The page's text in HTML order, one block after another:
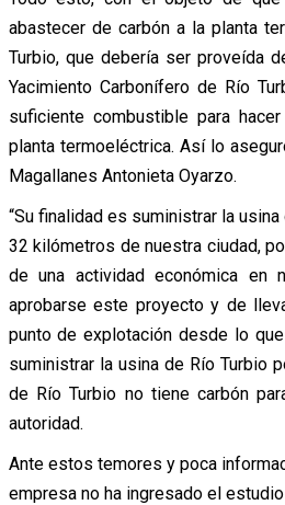
abastecer de carbón a la planta
Turbio, que debería ser proveída
Yacimiento Carbonífero de Río
suficiente combustible para
planta termoeléctrica. Así lo
Magallanes Antonieta Oyarzo.
“Su finalidad es suministrar la
32 kilómetros de nuestra ciudad,
de una actividad económica en
aprobarse este proyecto y de
punto de explotación desde lo
suministrar la usina de Río Turbio
de Río Turbio no tiene carbón
autoridad.
Ante estos temores y poca
empresa no ha ingresado el